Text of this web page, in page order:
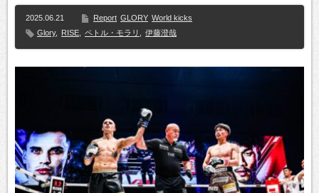
2025.06.21 Report GLORY World kicks
Glory, RISE ペトル・モラリ 伊藤澄哉